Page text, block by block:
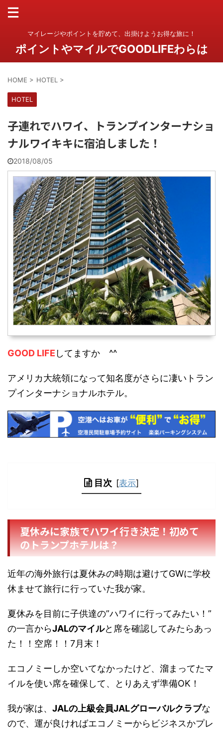
マイレージやポイントを貯めて、出掛けようお得な旅に！
ポイントやマイルでGOODLIFEわらは
HOME > HOTEL >
HOTEL
子連れでハワイ、トランプインターナショ
ナルワイキキに宿泊しました！
2018/08/05
GOOD LIFE してますか ^^
アメリカ大統領になって知名度がさらに凄いトラン
プインターナショナルホテル。
目次 [表示]
夏休みに家族でハワイ行き決定！初めて
のトランプホテルは？
近年の海外旅行は夏休みの時期は避けてGWに学校
休ませて旅行に行っていた我が家。
夏休みを目前に子供達の”ハワイに行ってみたい！”
の一言からJALのマイルと席を確認してみたらあっ
た！！空席！！7月末！
エコノミーしか空いてなかったけど、溜まってたマ
イルを使い席を確保して、とりあえず準備OK！
我が家は、 JALの上級会員JALグローバルクラブな
ので、運が良ければエコノミーからビジネスかプレ